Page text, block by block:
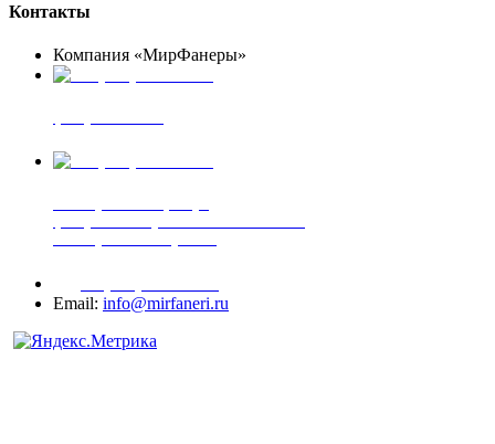
Контакты
Компания «МирФанеры»
Email: info@mirfaneri.ru